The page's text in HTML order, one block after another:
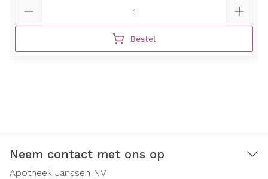
Bestel
Neem contact met ons op
Apotheek Janssen NV